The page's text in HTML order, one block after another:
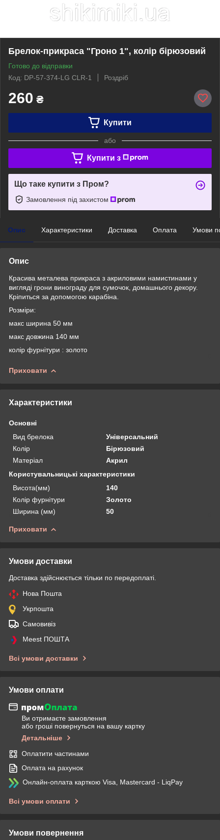
Брелок-прикраса "Гроно 1", колір бірюзовий
Готово до відправки
Код: DP-57-374-LG CLR-1
Роздріб
260 ₴
Купити
або
Купити з
Що таке купити з Пром?
Замовлення під захистом
Опис Характеристики Доставка Оплата Умови
Опис
Красива металева прикраса з акриловими намистинами у
вигляді грони винограду для сумочок, домашнього декору.
Кріпиться за допомогою карабіна.
Розміри:
макс ширина 50 мм
макс довжина 140 мм
колір фурнітури : золото
Приховати
Характеристики
Основні
Вид брелока
Універсальний
Колір
Бірюзовий
Матеріал
Акрил
Користувальницькі характеристики
Висота(мм)
140
Колір фурнітури
Золото
Ширина (мм)
50
Приховати
Умови доставки
Доставка здійснюється тільки по передоплаті.
Нова Пошта
Укрпошта
Самовивіз
Meest ПОШТА
Всі умови доставки
Умови оплати
Ви отримаєте замовлення
або гроші повернуться на вашу картку
Детальніше
Оплатити частинами
Оплата на рахунок
Онлайн-оплата карткою Visa, Mastercard - LiqPay
Всі умови оплати
Умови повернення